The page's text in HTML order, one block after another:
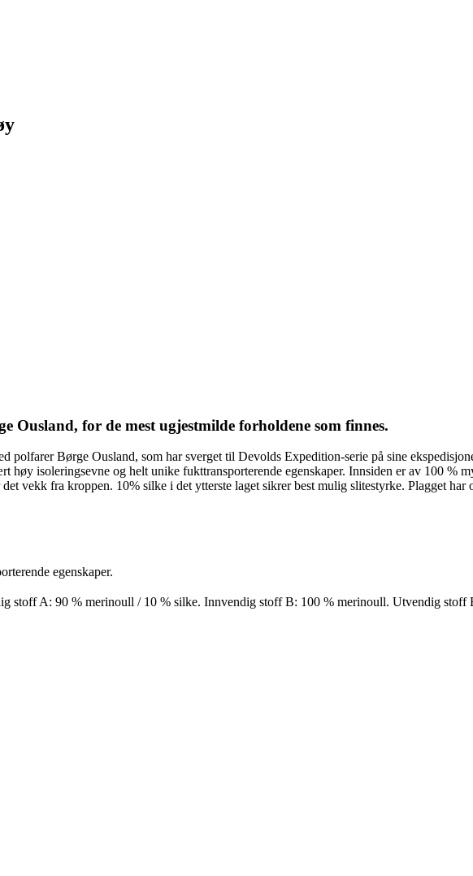
Ousland, for de mest ugjestmilde forholdene som finnes.
Børge Ousland, som har sverget til Devolds Expedition-serie på sine
isoleringsevne og helt unike fukttransporterende egenskaper. Innsiden er av 100 %
vekk fra kroppen. 10% silke i det ytterste laget sikrer best mulig slitestyrke. Plagget har
egenskaper.
stoff A: 90 % merinoull / 10 % silke. Innvendig stoff B: 100 % merinoull. Utvendig stoff